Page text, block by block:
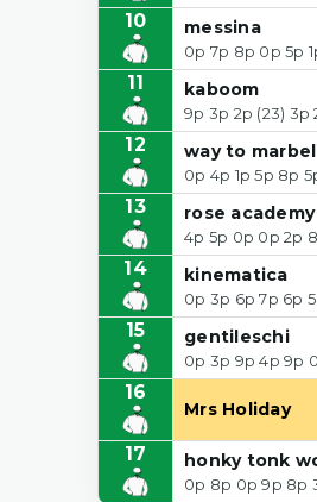
10 messina
0p 7p 8p 0p 5p
11 kaboom
9p 3p 2p (23) 3p
12 way to
0p 4p 1p 5p 8p
13 rose academy
4p 5p 0p 0p 2p
14 kinematica
0p 3p 6p 7p 6p
15 gentileschi
0p 3p 9p 4p 9p
16
Mrs Holiday
17 honky tonk
0p 8p 0p 9p 8p